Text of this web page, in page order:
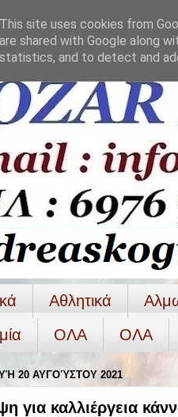
Αθλητικά
ΟΛΑ ΟΛA
20 ΑΥΓΟΎΣΤΟΥ 2021
για καλλιέργεια
This site uses cookies from
are shared with Google along
statistics, and to detect and